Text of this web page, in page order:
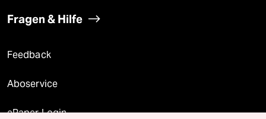
Fragen & Hilfe
Feedback
Aboservice
ePaper Login